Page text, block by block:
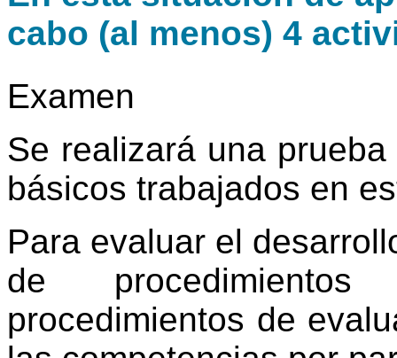
cabo (al menos) 4
Examen
Se realizará una
básicos trabajados en
Para evaluar el
de
procedimientos de